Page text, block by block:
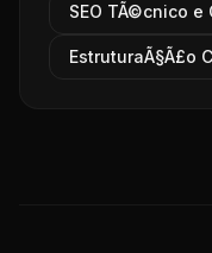
SEO TÃ©cnico e
EstruturaÃ§Ã£o